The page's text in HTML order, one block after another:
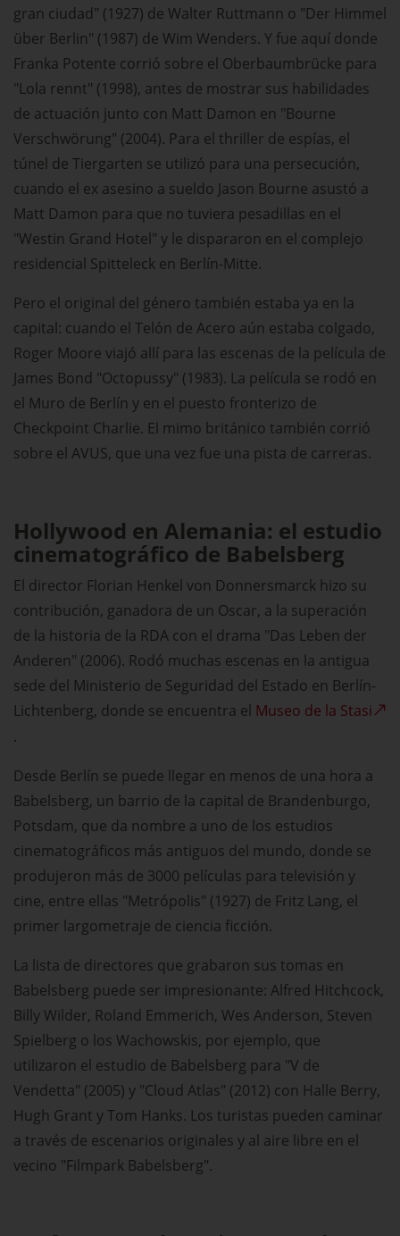
gran ciudad" (1927) de Walter Ruttmann o "Der Himmel
über Berlin" (1987) de Wim Wenders. Y fue aquí donde
Franka Potente corrió sobre el Oberbaumbrücke para
"Lola rennt" (1998), antes de mostrar sus habilidades
de actuación junto con Matt Damon en "Bourne
Verschwörung" (2004). Para el thriller de espías, el
túnel de Tiergarten se utilizó para una persecución,
cuando el ex asesino a sueldo Jason Bourne asustó a
Matt Damon para que no tuviera pesadillas en el
"Westin Grand Hotel" y le dispararon en el complejo
residencial Spitteleck en Berlín-Mitte.
Pero el original del género también estaba ya en la
capital: cuando el Telón de Acero aún estaba colgado,
Roger Moore viajó allí para las escenas de la película de
James Bond "Octopussy" (1983). La película se rodó en
el Muro de Berlín y en el puesto fronterizo de
Checkpoint Charlie. El mimo británico también corrió
sobre el AVUS, que una vez fue una pista de carreras.
Hollywood en Alemania: el estudio
cinematográfico de Babelsberg
El director Florian Henkel von Donnersmarck hizo su
contribución, ganadora de un Oscar, a la superación
de la historia de la RDA con el drama "Das Leben der
Anderen" (2006). Rodó muchas escenas en la antigua
sede del Ministerio de Seguridad del Estado en Berlín-
Lichtenberg, donde se encuentra el Museo de la Stasi
.
Desde Berlín se puede llegar en menos de una hora a
Babelsberg, un barrio de la capital de Brandenburgo,
Potsdam, que da nombre a uno de los estudios
cinematográficos más antiguos del mundo, donde se
produjeron más de 3000 películas para televisión y
cine, entre ellas "Metrópolis" (1927) de Fritz Lang, el
primer largometraje de ciencia ficción.
La lista de directores que grabaron sus tomas en
Babelsberg puede ser impresionante: Alfred Hitchcock,
Billy Wilder, Roland Emmerich, Wes Anderson, Steven
Spielberg o los Wachowskis, por ejemplo, que
utilizaron el estudio de Babelsberg para "V de
Vendetta" (2005) y "Cloud Atlas" (2012) con Halle Berry,
Hugh Grant y Tom Hanks. Los turistas pueden caminar
a través de escenarios originales y al aire libre en el
vecino "Filmpark Babelsberg".